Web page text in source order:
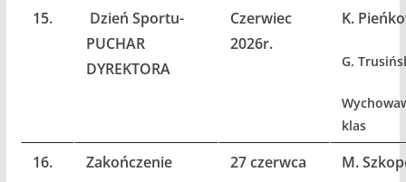
15.
Dzień Sportu-
PUCHAR
DYREKTORA
Czerwiec
2026r.
K.
G.
klas
16. Zakończenie
27 czerwca
M.